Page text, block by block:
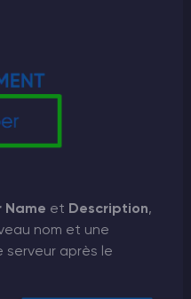
Name et Description,
nom et une
serveur après le